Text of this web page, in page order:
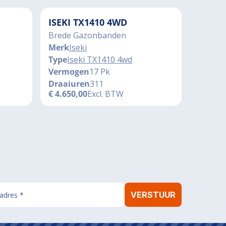
ISEKI TX1410 4WD
Brede Gazonbanden
MerkIseki
TypeIseki TX1410 4wd
Vermogen17 Pk
Draaiuren311
€4.650,00Excl. BTW